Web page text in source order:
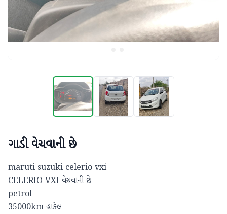
ગાડી વેચવાની છે
maruti suzuki celerio vxi
CELERIO VXI વેચવાની છે
petrol
35000km હાકેલ